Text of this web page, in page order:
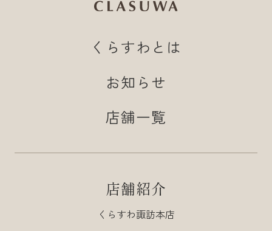
くらすわとは
お知らせ
店舗一覧
店舗紹介
くらすわ諏訪本店